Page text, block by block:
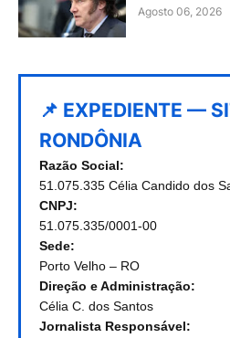
Agosto 06, 2026
📌 EXPEDIENTE —
RONDÔNIA
Razão Social:
51.075.335 Célia Candido dos
CNPJ:
51.075.335/0001-00
Sede:
Porto Velho – RO
Direção e Administração:
Célia C. dos Santos
Jornalista Responsável: